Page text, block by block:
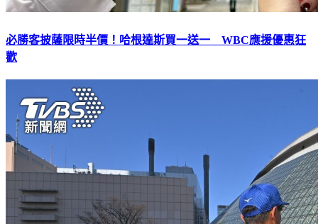
必勝客披薩限時半價！哈根達斯買一送一 WBC應援優惠狂
歡